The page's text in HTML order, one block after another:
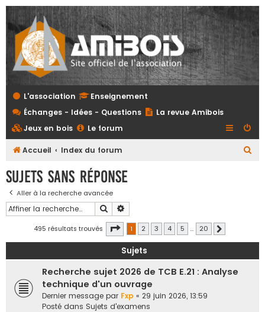
L'association
Enseignement
Échanges - Idées - Questions
La revue Amibois
Jeux en bois
Le forum
Accueil Index du forum
c
h
Sujets sans réponse
Aller à la recherche avancée
Rechercher
495 résultats trouvés Page 1sur20
1 2 3 4 5 … 20
Sujets
Recherche sujet 2026 de TCB E.21 : Analyse
technique d'un ouvrage
Dernier message par Fxp « 29 juin 2026, 13:59
Posté dans Sujets d'examens